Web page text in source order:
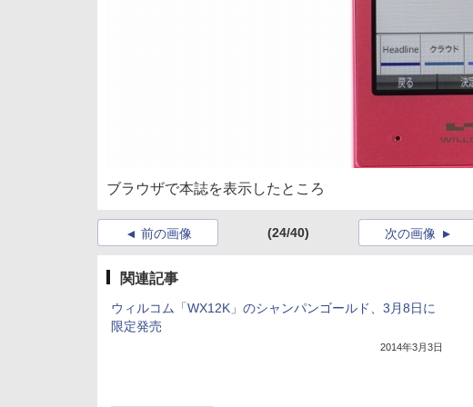
ブラウザで本誌を表示したところ
前の画像 (24/40) 次の画像
関連記事
ウィルコム「WX12K」のシャンパンゴールド、3月8日に
限定発売
2014年3月3日